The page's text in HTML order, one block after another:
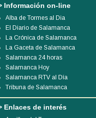
Información on-line
Alba de Tormes al Dia
El Diario de Salamanca
La Crónica de Salamanca
La Gaceta de Salamanca
Salamanca 24 horas
Salamanca Hoy
Salamanca RTV al Día
Tribuna de Salamanca
Enlaces de interés